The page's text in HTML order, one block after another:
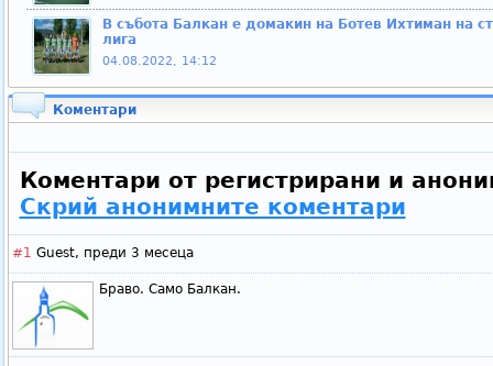
В събота Балкан е домакин на Ботев Ихтиман на
лига
04.08.2022, 14:12
Коментари
Коментари от регистрирани и
Скрий анонимните коментари
#1 Guest, преди 3 месеца
Браво. Само Балкан.